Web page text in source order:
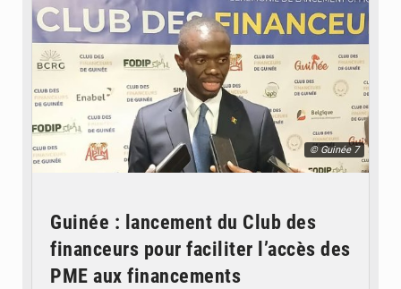
© Guinée 7
Guinée : lancement du Club des
financeurs pour faciliter l’accès des
PME aux financements